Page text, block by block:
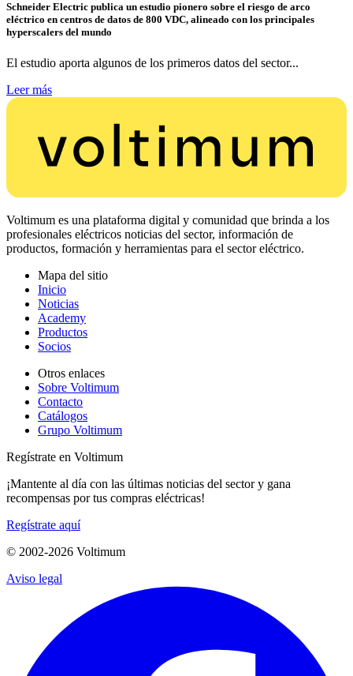
Schneider Electric publica un estudio pionero sobre el riesgo de arco
eléctrico en centros de datos de 800 VDC, alineado con los principales
hyperscalers del mundo
El estudio aporta algunos de los primeros datos del sector...
Leer más
Voltimum es una plataforma digital y comunidad que brinda a los
profesionales eléctricos noticias del sector, información de
productos, formación y herramientas para el sector eléctrico.
Mapa del sitio
Inicio
Noticias
Academy
Productos
Socios
Otros enlaces
Sobre Voltimum
Contacto
Catálogos
Grupo Voltimum
Regístrate en Voltimum
¡Mantente al día con las últimas noticias del sector y gana
recompensas por tus compras eléctricas!
Regístrate aquí
© 2002-2026 Voltimum
Aviso legal